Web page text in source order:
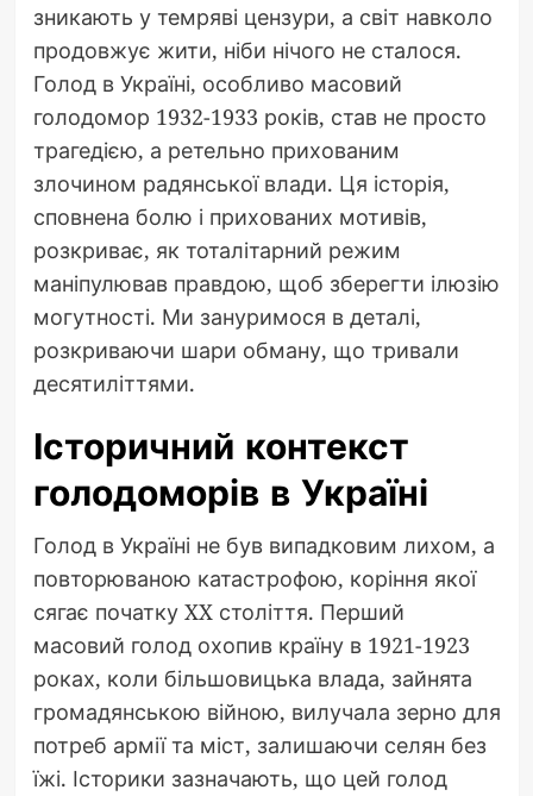
зникають у темряві цензури, а світ навколо
продовжує жити, ніби нічого не сталося.
Голод в Україні, особливо масовий
голодомор 1932-1933 років, став не просто
трагедією, а ретельно прихованим
злочином радянської влади. Ця історія,
сповнена болю і прихованих мотивів,
розкриває, як тоталітарний режим
маніпулював правдою, щоб зберегти ілюзію
могутності. Ми зануримося в деталі,
розкриваючи шари обману, що тривали
десятиліттями.
Історичний контекст
голодоморів в Україні
Голод в Україні не був випадковим лихом, а
повторюваною катастрофою, коріння якої
сягає початку XX століття. Перший
масовий голод охопив країну в 1921-1923
роках, коли більшовицька влада, зайнята
громадянською війною, вилучала зерно для
потреб армії та міст, залишаючи селян без
їжі. Історики зазначають, що цей голод